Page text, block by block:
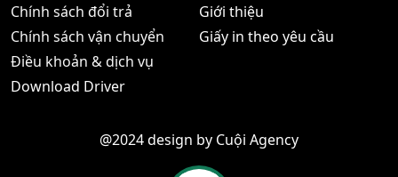
Chính sách đổi trả
Chính sách vận chuyển
Điều khoản & dịch vụ
Download Driver
Giới thiệu
Giấy in theo yêu cầu
@2024 design by Cuội Agency